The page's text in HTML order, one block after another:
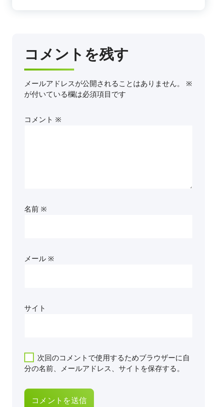
コメントを残す
メールアドレスが公開されることはありません。
※
が付いている欄は必須項目です
コメント ※
名前※
メール※
サイト
次回のコメントで使用するためブラウザーに自
分の名前、メールアドレス、サイトを保存する。